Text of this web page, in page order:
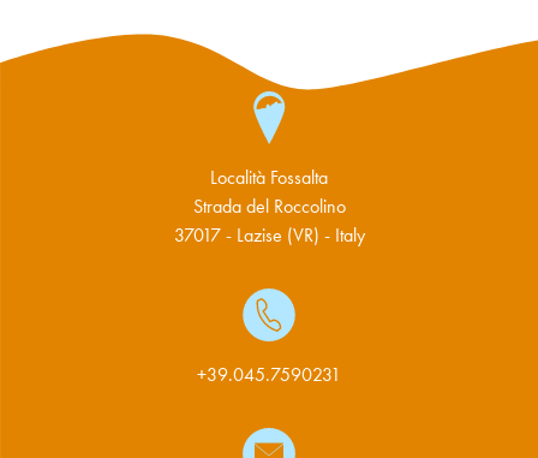
Località Fossalta
Strada del Roccolino
37017 - Lazise (VR) - Italy
+39.045.7590231